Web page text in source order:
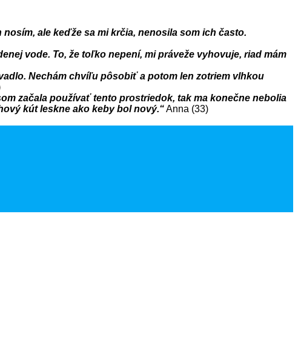
ale keďže sa mi krčia, nenosila som ich často.
vode. To, že toľko nepení, mi práveže vyhovuje, riad mám
Nechám chvíľu pôsobiť a potom len zotriem vlhkou
začala používať tento prostriedok, tak ma konečne nebolia
kút leskne ako keby bol nový.“Anna (33)